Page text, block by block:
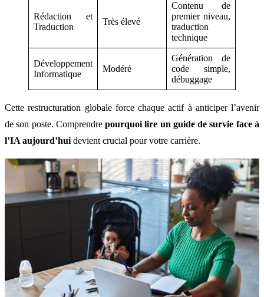
Rédaction et
Traduction
Très élevé
Contenu de
premier niveau,
traduction
technique
Développement
Informatique
Modéré
Génération de
code simple,
débuggage
Cette restructuration globale force chaque actif à anticiper l’avenir
de son poste. Comprendrepourquoi lire un guide de survie face à
l’IA aujourd’hui devient crucial pour votre carrière.